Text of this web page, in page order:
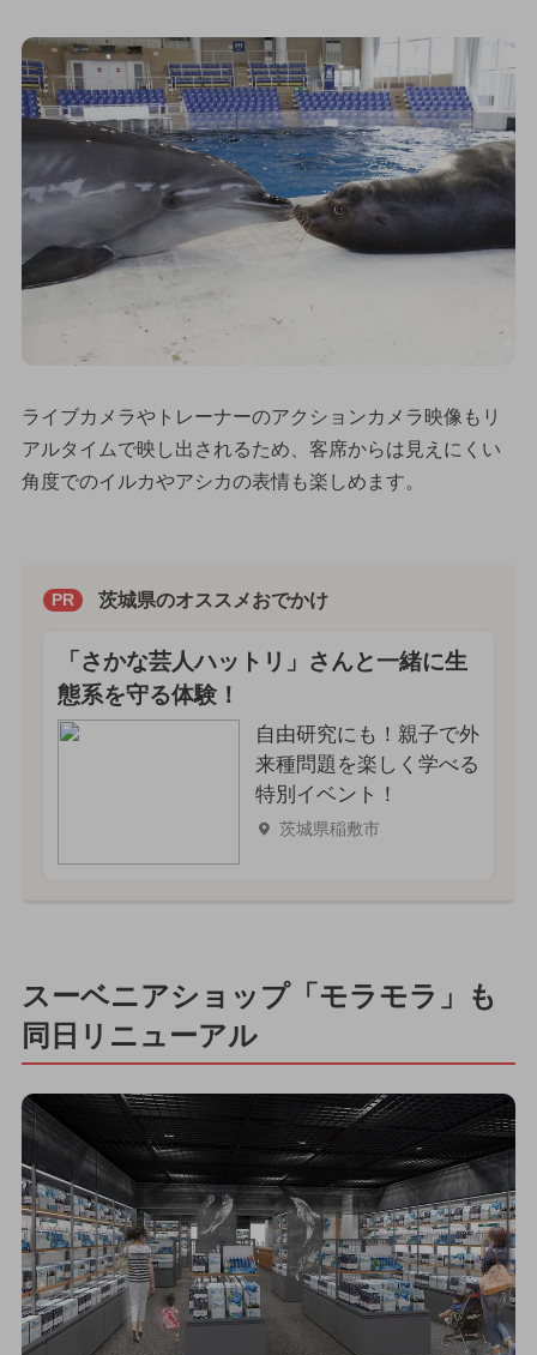
ライブカメラやトレーナーのアクションカメラ映像もリ
アルタイムで映し出されるため、客席からは見えにくい
角度でのイルカやアシカの表情も楽しめます。
PR 茨城県のオススメおでかけ
「さかな芸人ハットリ」さんと一緒に生
態系を守る体験！
自由研究にも！親子で外
来種問題を楽しく学べる
特別イベント！
茨城県稲敷市
スーベニアショップ「モラモラ」も
同日リニューアル